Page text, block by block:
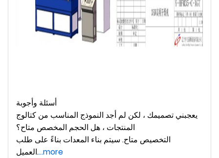
أسئلة وأجوبة
يعجبني تصميمك ، لكن لم أجد النموذج المناسب من كتالوج
المنتجات ، هل الحجم المخصص متاح؟
التخصيص متاح. سيتم بناء المعدات بناءً على طلب
العميل....more